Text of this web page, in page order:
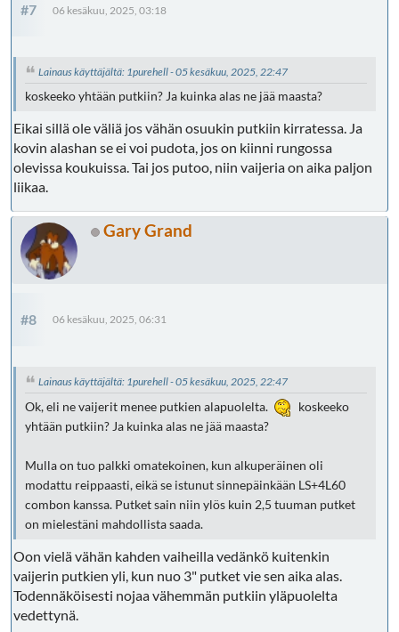
#7 06 kesäkuu, 2025, 03:18
Lainaus käyttäjältä: 1purehell - 05 kesäkuu, 2025, 22:47
koskeeko yhtään putkiin? Ja kuinka alas ne jää maasta?
Eikai sillä ole väliä jos vähän osuukin putkiin kirratessa. Ja
kovin alashan se ei voi pudota, jos on kiinni rungossa
olevissa koukuissa. Tai jos putoo, niin vaijeria on aika paljon
liikaa.
Gary Grand
#8 06 kesäkuu, 2025, 06:31
Lainaus käyttäjältä: 1purehell - 05 kesäkuu, 2025, 22:47
Ok, eli ne vaijerit menee putkien alapuolelta.
koskeeko
yhtään putkiin? Ja kuinka alas ne jää maasta?
Mulla on tuo palkki omatekoinen, kun alkuperäinen oli
modattu reippaasti, eikä se istunut sinnepäinkään LS+4L60
combon kanssa. Putket sain niin ylös kuin 2,5 tuuman putket
on mielestäni mahdollista saada.
Oon vielä vähän kahden vaiheilla vedänkö kuitenkin
vaijerin putkien yli, kun nuo 3" putket vie sen aika alas.
Todennäköisesti nojaa vähemmän putkiin yläpuolelta
vedettynä.